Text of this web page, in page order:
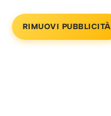
RIMUOVI PUBBLICITÀ